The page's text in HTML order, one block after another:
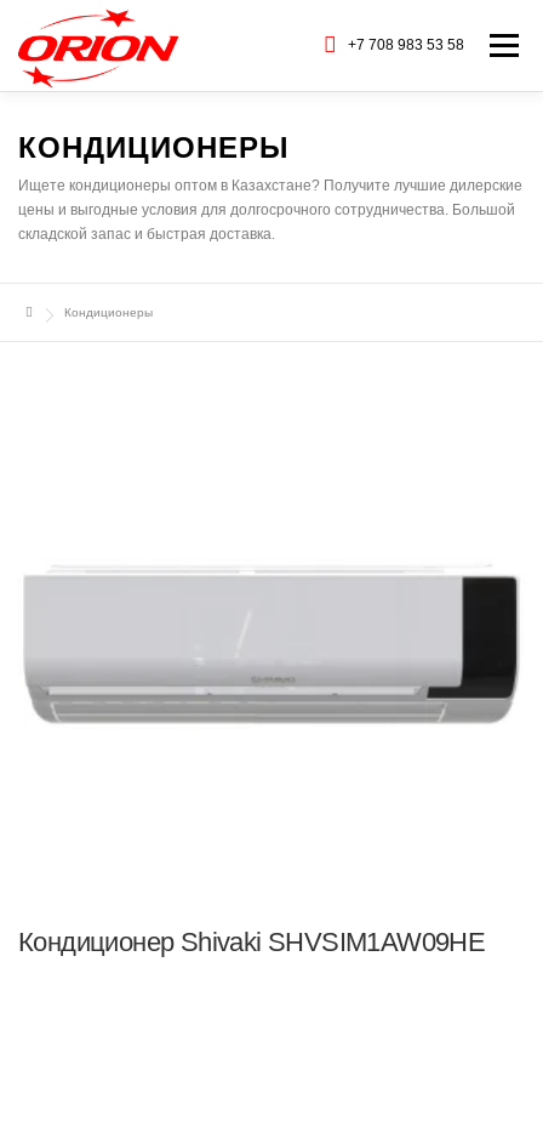
содержимому
+7 708 983 53 58 Меню
ГЛАВНАЯ КАТАЛОГ ТОВАРОВ
О НАС СЕРВИС
КОНДИЦИОНЕРЫ
Ищете кондиционеры оптом в Казахстане? Получите лучшие дилерские
цены и выгодные условия для долгосрочного сотрудничества. Большой
складской запас и быстрая доставка.
Кондиционеры
Кондиционер Shivaki SHVSIM1AW09HE